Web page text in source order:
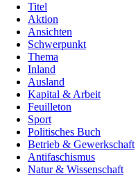
Titel
Aktion
Ansichten
Schwerpunkt
Thema
Inland
Ausland
Kapital & Arbeit
Feuilleton
Sport
Politisches Buch
Betrieb & Gewerkschaft
Antifaschismus
Natur & Wissenschaft